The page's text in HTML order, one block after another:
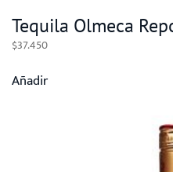
Tequila Olmeca
$37.450
Añadir